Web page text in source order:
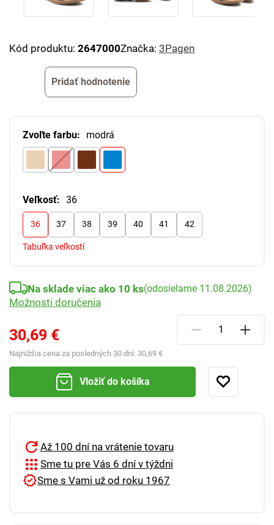
Kód produktu: 2647000Značka: 3Pagen
Pridať hodnotenie
Zvoľte farbu: modrá
Veľkosť: 36
36 37 38 39 40 41 42
Tabuľka veľkostí
30,69 €
Najnižšia cena za posledných 30 dní: 30,69 €
Na sklade viac ako 10 ks(odosielame 11.08.2026)
Možnosti doručenia
Vložiť do košíka
Až 100 dní na vrátenie tovaru
Sme tu pre Vás 6 dní v týždni
Sme s Vami už od roku 1967